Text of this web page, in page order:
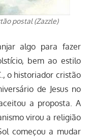
postal (Zazzle)
algo para fazer
bem ao estilo
o historiador cristão
de Jesus no
a proposta. A
virou a religião
começou a mudar